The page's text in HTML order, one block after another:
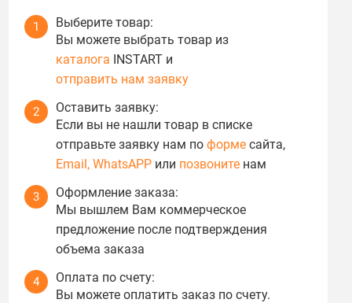
1
Выберите товар:
Вы можете выбрать товар из
каталога INSTART и
отправить нам заявку
2
Оставить заявку:
Если вы не нашли товар в списке
отправьте заявку нам по формесайта,
Email, WhatsAPPили позвонитенам
3
Оформление заказа:
Мы вышлем Вам коммерческое
предложение после подтверждения
объема заказа
4
Оплата по счету:
Вы можете оплатить заказ по счету.